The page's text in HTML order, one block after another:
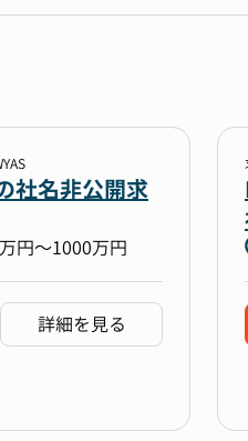
社名非公開求
円〜1000万円
詳細を見る